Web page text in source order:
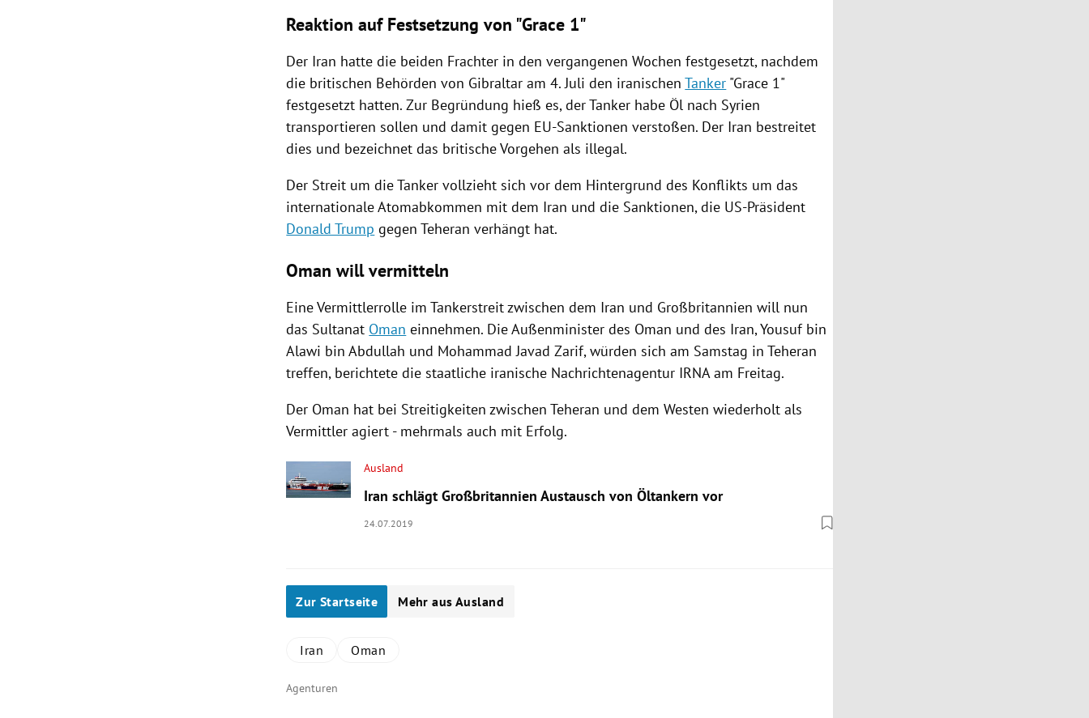
Reaktion auf Festsetzung von "Grace 1"
Der Iran hatte die beiden Frachter in den vergangenen Wochen festgesetzt, nachdem
die britischen Behörden von Gibraltar am 4. Juli den iranischenTanker "Grace 1"
festgesetzt hatten. Zur Begründung hieß es, derTanker habe Öl nach Syrien
transportieren sollen und damit gegen EU-Sanktionen verstoßen. Der Iran bestreitet
dies und bezeichnet das britische Vorgehen als illegal.
Der Streit um dieTanker vollzieht sich vor dem Hintergrund des Konflikts um das
internationale Atomabkommen mit dem Iran und die Sanktionen, die US-Präsident
Donald Trump gegenTeheran verhängt hat.
Oman will vermitteln
Eine Vermittlerrolle im Tankerstreit zwischen dem Iran und Großbritannien will nun
das Sultanat Oman einnehmen. Die Außenminister des Oman und des Iran, Yousuf bin
Alawi bin Abdullah und Mohammad Javad Zarif, würden sich am Samstag inTeheran
treffen, berichtete die staatliche iranische Nachrichtenagentur IRNAam Freitag.
Der Oman hat bei Streitigkeiten zwischenTeheran und dem Westen wiederholt als
Vermittler agiert - mehrmals auch mit Erfolg.
Ausland
Iran schlägt Großbritannien Austausch von Öltankern vor
24.07.2019
Zur Startseite Mehr aus Ausland
Iran Oman
Agenturen